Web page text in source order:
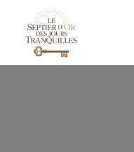
ARCHIVES